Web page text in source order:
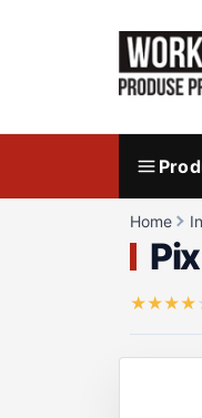
Home
★★★★